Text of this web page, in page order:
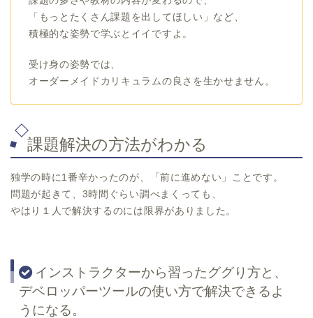
「もっとたくさん課題を出してほしい」など、
積極的な姿勢で学ぶとイイですよ。
受け身の姿勢では、
オーダーメイドカリキュラムの良さを生かせません。
課題解決の方法がわかる
独学の時に1番辛かったのが、「前に進めない」ことです。
問題が起きて、3時間ぐらい調べまくっても、
やはり１人で解決するのには限界がありました。
インストラクターから習ったググり方と、
デベロッパーツールの使い方で解決できるよ
うになる。